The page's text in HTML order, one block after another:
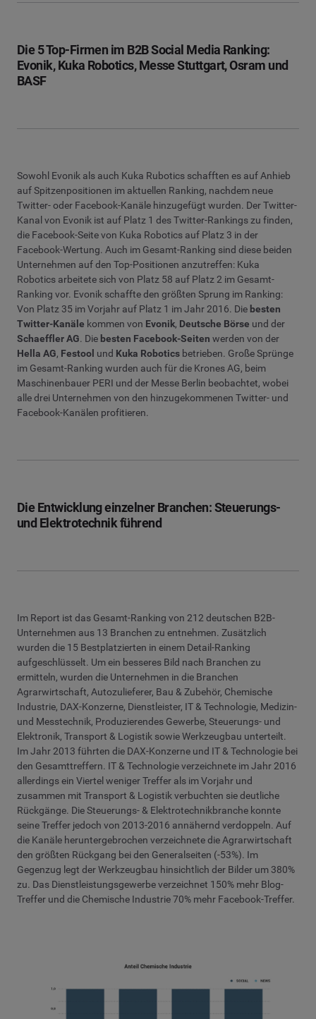
Die 5 Top-Firmen im B2B Social Media Ranking:
Evonik, Kuka Robotics, Messe Stuttgart, Osram und
BASF
Sowohl Evonik als auch Kuka Rubotics schafften es auf Anhieb
auf Spitzenpositionen im aktuellen Ranking, nachdem neue
Twitter- oder Facebook-Kanäle hinzugefügt wurden. Der Twitter-
Kanal von Evonik ist auf Platz 1 des Twitter-Rankings zu finden,
die Facebook-Seite von Kuka Robotics auf Platz 3 in der
Facebook-Wertung. Auch im Gesamt-Ranking sind diese beiden
Unternehmen auf den Top-Positionen anzutreffen: Kuka
Robotics arbeitete sich von Platz 58 auf Platz 2 im Gesamt-
Ranking vor. Evonik schaffte den größten Sprung im Ranking:
Von Platz 35 im Vorjahr auf Platz 1 im Jahr 2016. Die besten
Twitter-Kanäle kommen von Evonik, Deutsche Börse und der
Schaeffler AG. Die besten Facebook-Seiten werden von der
Hella AG, Festool und Kuka Robotics betrieben. Große Sprünge
im Gesamt-Ranking wurden auch für die Krones AG, beim
Maschinenbauer PERI und der Messe Berlin beobachtet, wobei
alle drei Unternehmen von den hinzugekommenen Twitter- und
Facebook-Kanälen profitieren.
Die Entwicklung einzelner Branchen: Steuerungs-
und Elektrotechnik führend
Im Report ist das Gesamt-Ranking von 212 deutschen B2B-
Unternehmen aus 13 Branchen zu entnehmen. Zusätzlich
wurden die 15 Bestplatzierten in einem Detail-Ranking
aufgeschlüsselt. Um ein besseres Bild nach Branchen zu
ermitteln, wurden die Unternehmen in die Branchen
Agrarwirtschaft, Autozulieferer, Bau & Zubehör, Chemische
Industrie, DAX-Konzerne, Dienstleister, IT & Technologie, Medizin-
und Messtechnik, Produzierendes Gewerbe, Steuerungs- und
Elektronik, Transport & Logistik sowie Werkzeugbau unterteilt.
Im Jahr 2013 führten die DAX-Konzerne und IT & Technologie bei
den Gesamttreffern. IT & Technologie verzeichnete im Jahr 2016
allerdings ein Viertel weniger Treffer als im Vorjahr und
zusammen mit Transport & Logistik verbuchten sie deutliche
Rückgänge. Die Steuerungs- & Elektrotechnikbranche konnte
seine Treffer jedoch von 2013-2016 annähernd verdoppeln. Auf
die Kanäle heruntergebrochen verzeichnete die Agrarwirtschaft
den größten Rückgang bei den Generalseiten (-53%). Im
Gegenzug legt der Werkzeugbau hinsichtlich der Bilder um 380%
zu. Das Dienstleistungsgewerbe verzeichnet 150% mehr Blog-
Treffer und die Chemische Industrie 70% mehr Facebook-Treffer.